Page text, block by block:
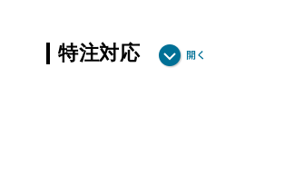
特注対応